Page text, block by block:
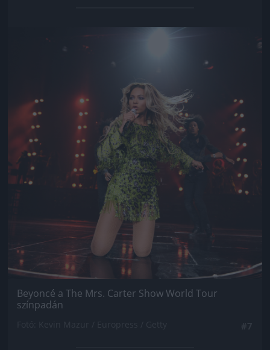
Beyoncé a The Mrs. Carter Show World Tour
színpadán